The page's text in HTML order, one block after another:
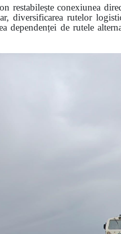
restabilește conexiunea
diversificarea rutelor
dependenței de rutele